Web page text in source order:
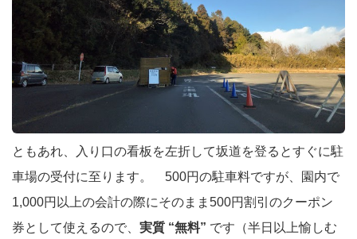
ともあれ、入り口の看板を左折して坂道を登るとすぐに駐
車場の受付に至ります。 500円の駐車料ですが、園内で
1,000円以上の会計の際にそのまま500円割引のクーポン
券として使えるので、 実質 “無料” です（半日以上愉しむ